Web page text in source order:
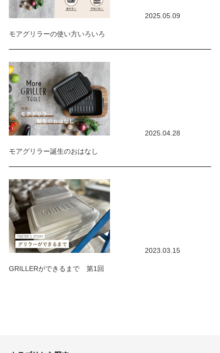
2025.05.09
モアグリラーの使い方いろいろ
2025.04.28
モアグリラー誕生のおはなし
2023.03.15
GRILLERができるまで 第1回